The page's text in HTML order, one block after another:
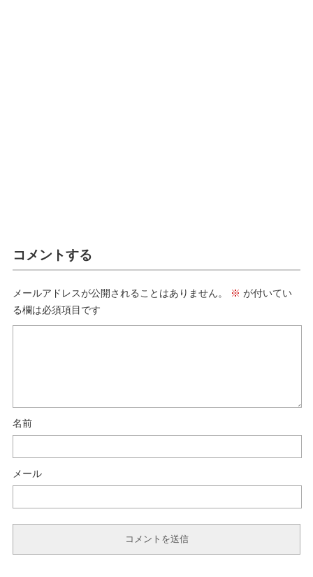
コメントする
メールアドレスが公開されることはありません。 ※ が付いてい
る欄は必須項目です
名前
メール